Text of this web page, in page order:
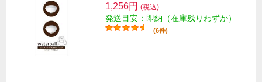
1,256円 (税込)
発送目安：即納（在庫残りわずか）
(6件)